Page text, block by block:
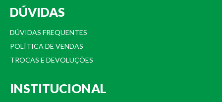
DÚVIDAS
DÚVIDAS FREQUENTES
POLÍTICA DE VENDAS
TROCAS E DEVOLUÇÕES
INSTITUCIONAL